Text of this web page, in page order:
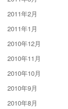
2011年2月
2011年1月
2010年12月
2010年11月
2010年10月
2010年9月
2010年8月